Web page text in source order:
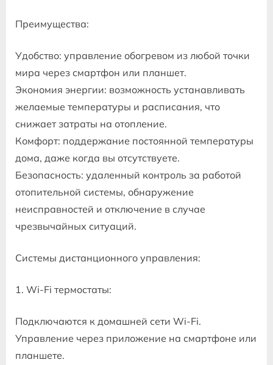
Преимущества:
Удобство: управление обогревом из любой точки
мира через смартфон или планшет.
Экономия энергии: возможность устанавливать
желаемые температуры и расписания, что
снижает затраты на отопление.
Комфорт: поддержание постоянной температуры
дома, даже когда вы отсутствуете.
Безопасность: удаленный контроль за работой
отопительной системы, обнаружение
неисправностей и отключение в случае
чрезвычайных ситуаций.
Системы дистанционного управления:
1. Wi-Fi термостаты:
Подключаются к домашней сети Wi-Fi.
Управление через приложение на смартфоне или
планшете.